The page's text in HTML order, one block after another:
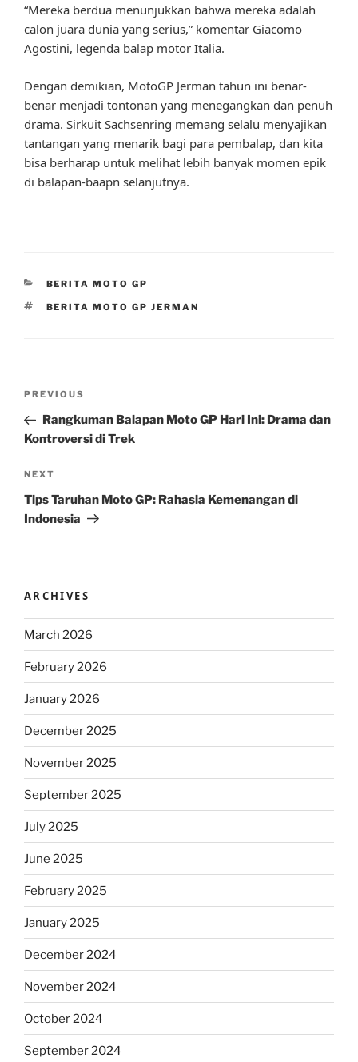
“Mereka berdua menunjukkan bahwa mereka adalah
calon juara dunia yang serius,” komentar Giacomo
Agostini, legenda balap motor Italia.
Dengan demikian, MotoGP Jerman tahun ini benar-
benar menjadi tontonan yang menegangkan dan penuh
drama. Sirkuit Sachsenring memang selalu menyajikan
tantangan yang menarik bagi para pembalap, dan kita
bisa berharap untuk melihat lebih banyak momen epik
di balapan-baapn selanjutnya.
CATEGORIES
BERITA MOTO GP
TAGS
BERITA MOTO GP JERMAN
Previous
Post
PREVIOUS
Rangkuman Balapan Moto GP Hari Ini: Drama dan
Kontroversi di Trek
Next
Post
NEXT
Tips Taruhan Moto GP: Rahasia Kemenangan di
Indonesia
ARCHIVES
March 2026
February 2026
January 2026
December 2025
November 2025
September 2025
July 2025
June 2025
February 2025
January 2025
December 2024
November 2024
October 2024
September 2024